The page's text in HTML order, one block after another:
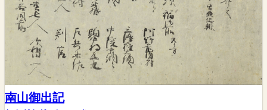
南山御出記